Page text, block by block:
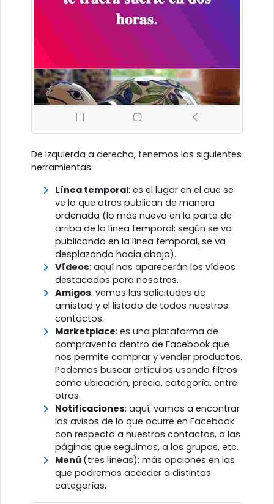
De izquierda a derecha, tenemos las siguientes
herramientas.
Línea temporal: es el lugar en el que se
ve lo que otros publican de manera
ordenada (lo más nuevo en la parte de
arriba de la línea temporal; según se va
publicando en la línea temporal, se va
desplazando hacia abajo).
Vídeos: aquí nos aparecerán los vídeos
destacados para nosotros.
Amigos: vemos las solicitudes de
amistad y el listado de todos nuestros
contactos.
Marketplace: es una plataforma de
compraventa dentro de Facebook que
nos permite comprar y vender productos.
Podemos buscar artículos usando filtros
como ubicación, precio, categoría, entre
otros.
Notificaciones: aquí, vamos a encontrar
los avisos de lo que ocurre en Facebook
con respecto a nuestros contactos, a las
páginas que seguimos, a los grupos, etc.
Menú (tres líneas): más opciones en las
que podremos acceder a distintas
categorías.